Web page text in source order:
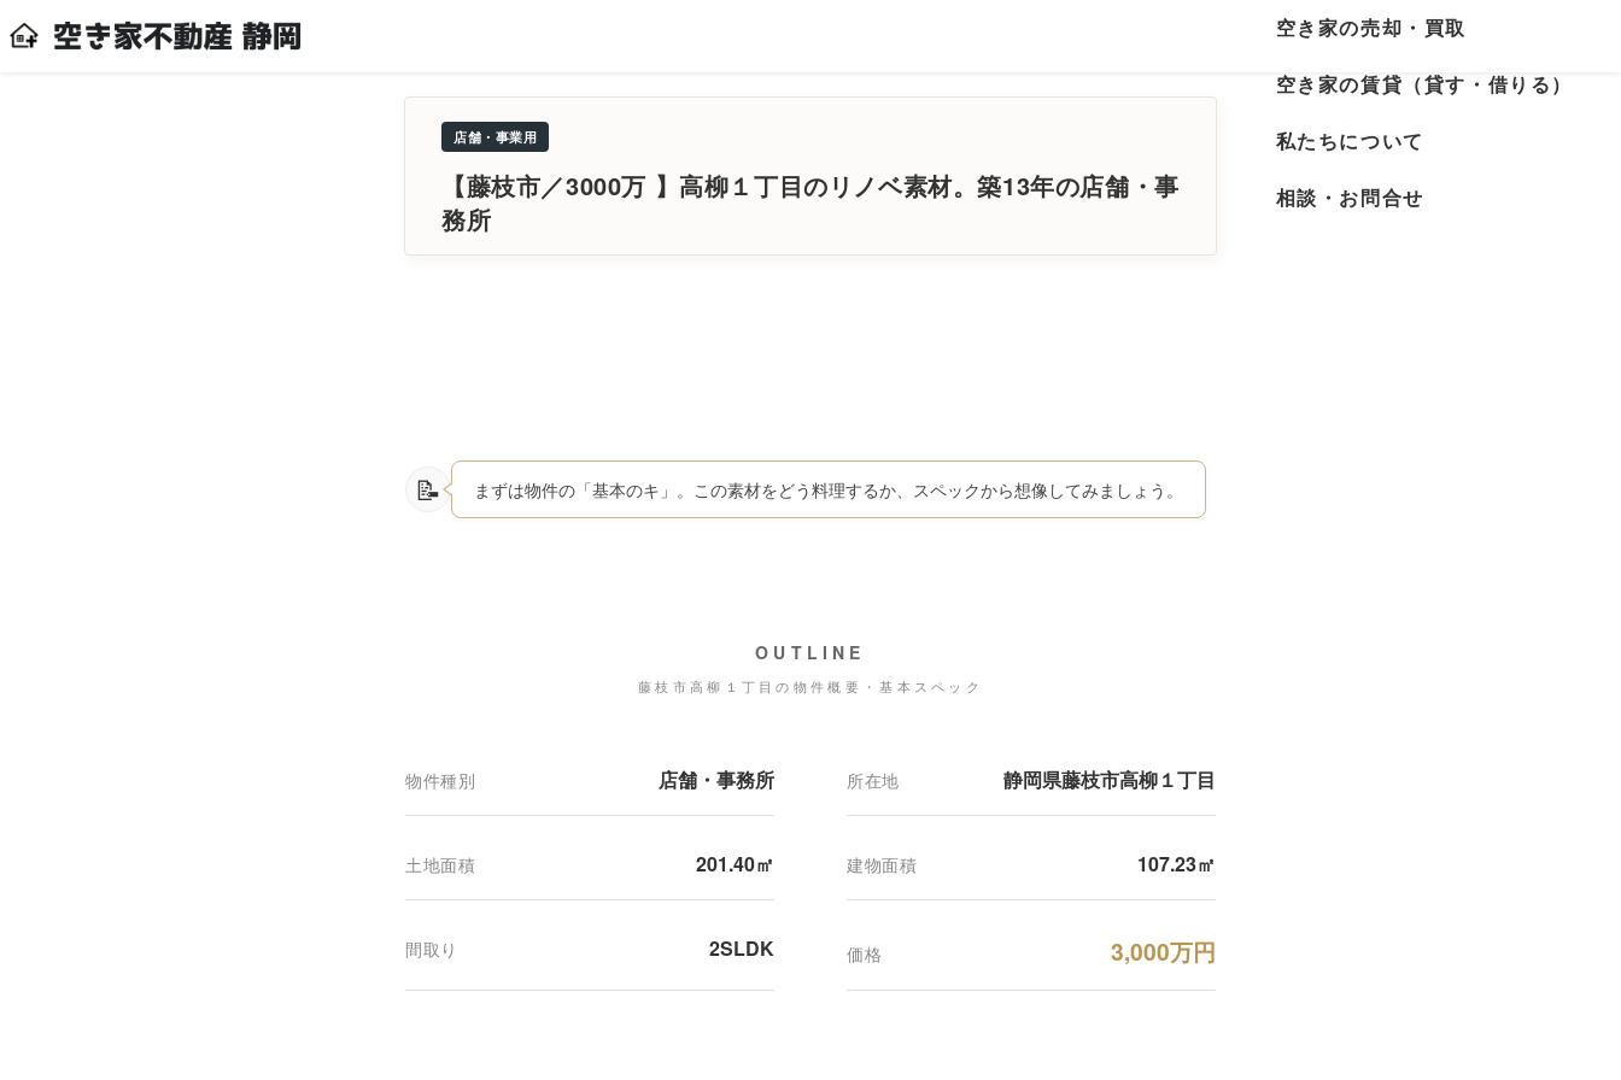
空き家の売却・買取
空き家の賃貸（貸す・借りる）
私たちについて
相談・お問合せ
店舗・事業用
【藤枝市／3000万 】高柳１丁目のリノベ素材。築13年の店舗・事
務所
まずは物件の「基本のキ」。この素材をどう料理するか、スペックから想像してみましょう。
OUTLINE
藤枝市高柳１丁目の物件概要・基本スペック
物件種別 店舗・事務所 所在地 静岡県藤枝市高柳１丁目
土地面積 201.40㎡ 建物面積 107.23㎡
間取り 2SLDK 価格 3,000万円